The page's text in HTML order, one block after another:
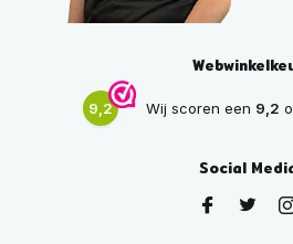
9,2 Wij scoren een 9,2
Social